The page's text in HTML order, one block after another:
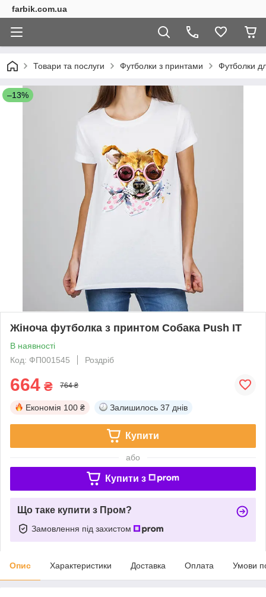
farbik.com.ua
Товари та послуги Футболки з принтами Футболки
–13%
Жіноча футболка з принтом Собака Push IT
В наявності
Код: ФП001545
Роздріб
664 ₴ 764 ₴
Економія 100 ₴ Залишилось 37 днів
Купити
або
Купити з
Що таке купити з Пром?
Замовлення під захистом
Опис Характеристики Доставка Оплата Умови